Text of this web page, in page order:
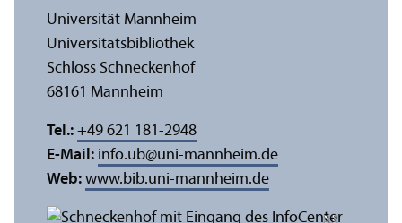
Universität Mannheim
Universitäts­bibliothek
Schloss Schneckenhof
68161 Mannheim
Tel.: +49 621 181-2948
E-Mail: info.ub@uni-mannheim.de
Web: www.bib.uni-mannheim.de